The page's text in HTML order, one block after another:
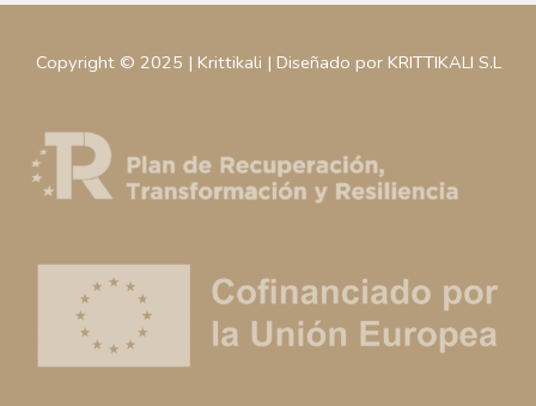
Copyright © 2025 | Krittikali | Diseñado por KRITTIKALI S.L